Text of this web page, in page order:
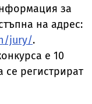
за
на адрес:
jury/.
е 10
регистрират